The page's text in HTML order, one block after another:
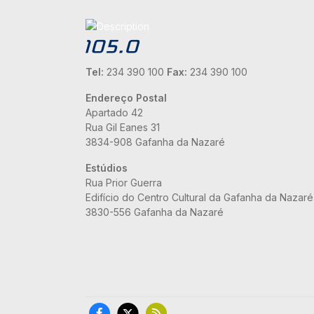
Tel: 234 390 100 Fax: 234 390 100
Endereço Postal
Apartado 42
Rua Gil Eanes 31
3834-908 Gafanha da Nazaré
Estúdios
Rua Prior Guerra
Edifício do Centro Cultural da Gafanha da Nazaré
3830-556 Gafanha da Nazaré